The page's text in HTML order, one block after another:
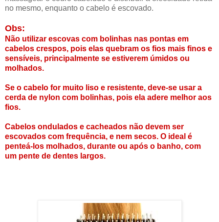
no mesmo, enquanto o cabelo é escovado.
Obs:
Não utilizar escovas com bolinhas nas pontas em
cabelos crespos, pois elas quebram os fios mais finos e
sensíveis, principalmente se estiverem úmidos ou
molhados.
Se o cabelo for muito liso e resistente, deve-se usar a
cerda de nylon com bolinhas, pois ela adere melhor aos
fios.
Cabelos ondulados e cacheados não devem ser
escovados com frequência, e nem secos. O ideal é
penteá-los molhados, durante ou após o banho, com
um pente de dentes largos.